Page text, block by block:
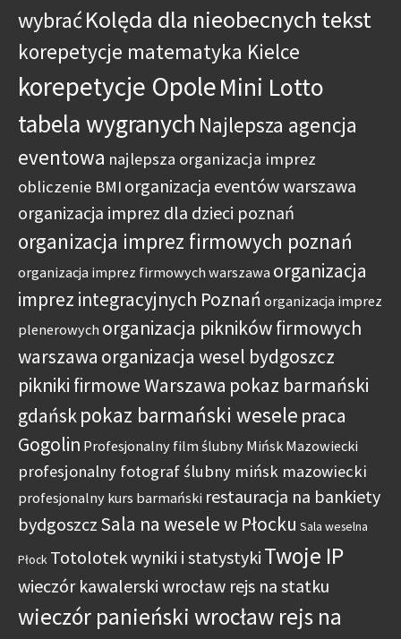
wybraćKolęda dla nieobecnych tekst
korepetycje matematyka Kielce
korepetycje OpoleMini Lotto
tabela wygranych Najlepsza agencja
eventowa najlepsza organizacja imprez
obliczenie BMI organizacja eventów warszawa
organizacja imprez dla dzieci poznań
organizacja imprez firmowych poznań
organizacja imprez firmowych warszawa organizacja
imprez integracyjnych Poznań organizacja imprez
plenerowych organizacja pikników firmowych
warszawa organizacja wesel bydgoszcz
pikniki firmowe Warszawa pokaz barmański
gdańskpokaz barmański wesele praca
Gogolin Profesjonalny film ślubny Mińsk Mazowiecki
profesjonalny fotograf ślubny mińsk mazowiecki
profesjonalny kurs barmański restauracja na bankiety
bydgoszcz Sala na wesele w Płocku Sala weselna
Płock Totolotek wyniki i statystyki Twoje IP
wieczór kawalerski wrocław rejs na statku
wieczór panieński wrocław rejs na